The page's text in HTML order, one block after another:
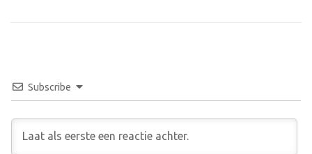
Subscribe